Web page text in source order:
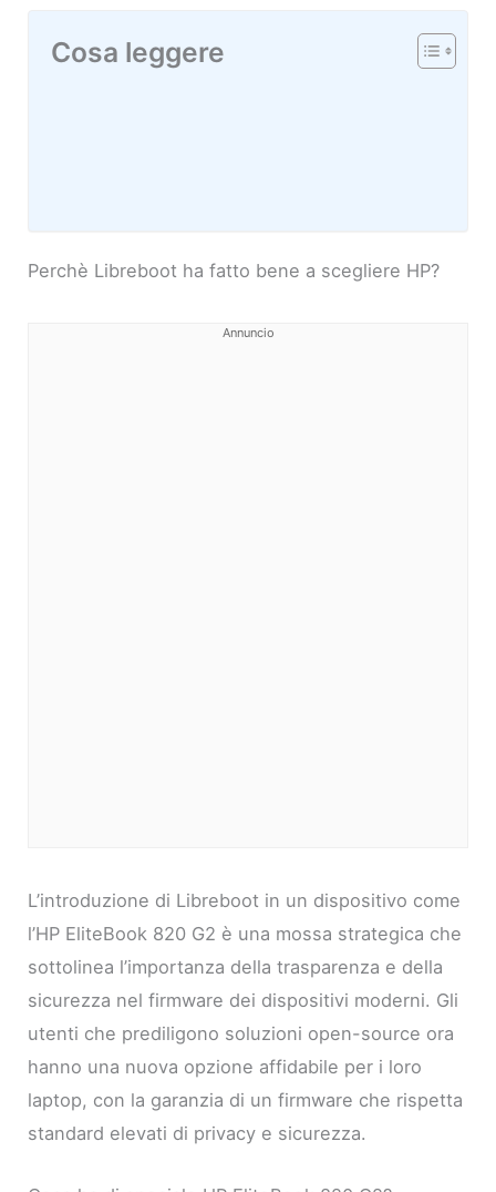
Cosa leggere
Perchè Libreboot ha fatto bene a scegliere HP?
Annuncio
L’introduzione di Libreboot in un dispositivo come
l’HP EliteBook 820 G2 è una mossa strategica che
sottolinea l’importanza della trasparenza e della
sicurezza nel firmware dei dispositivi moderni. Gli
utenti che prediligono soluzioni open-source ora
hanno una nuova opzione affidabile per i loro
laptop, con la garanzia di un firmware che rispetta
standard elevati di privacy e sicurezza.